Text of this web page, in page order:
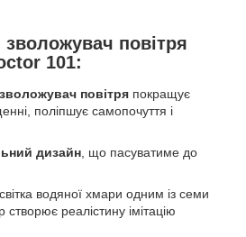
зволожувач повітря
101:
повітря покращує
поліпшує самопочуття і
дизайн, що пасуватиме до
водяної хмари одним із семи
створює реалістину імітацію